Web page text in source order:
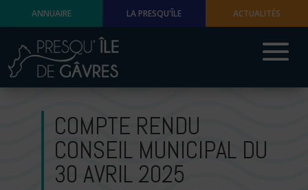
ANNUAIRE LA PRESQU'ÎLE ACTUALITÉS
COMPTE RENDU
CONSEIL MUNICIPAL DU
30 AVRIL 2025